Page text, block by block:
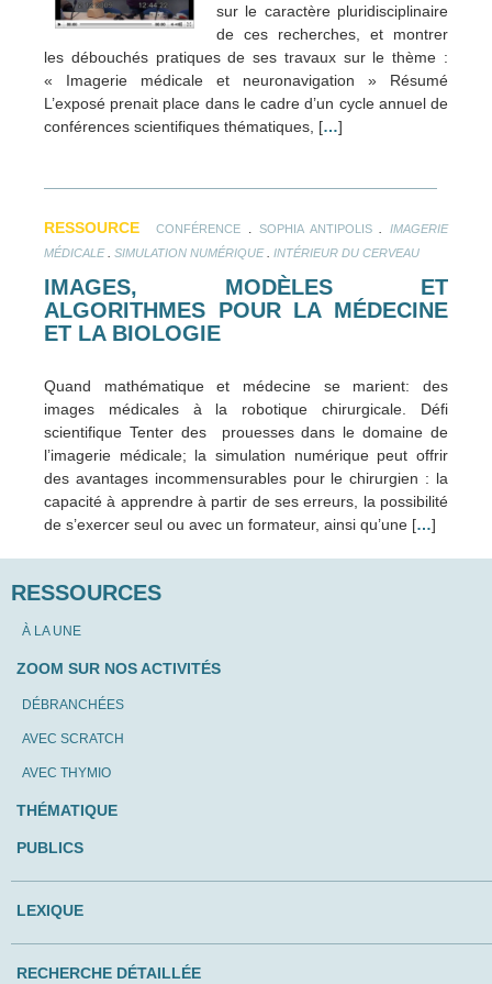
sur le caractère pluridisciplinaire
de ces recherches, et montrer
les débouchés pratiques de ses travaux sur le thème :
« Imagerie médicale et neuronavigation » Résumé
L’exposé prenait place dans le cadre d’un cycle annuel de
conférences scientifiques thématiques, […]
RESSOURCE CONFÉRENCE SOPHIA ANTIPOLIS.IMAGERIE
MÉDICALE. SIMULATION NUMÉRIQUE. INTÉRIEUR DU CERVEAU
IMAGES, MODÈLES ET
ALGORITHMES POUR LA MÉDECINE
ET LA BIOLOGIE
Quand mathématique et médecine se marient: des
images médicales à la robotique chirurgicale. Défi
scientifique Tenter des prouesses dans le domaine de
l’imagerie médicale; la simulation numérique peut offrir
des avantages incommensurables pour le chirurgien : la
capacité à apprendre à partir de ses erreurs, la possibilité
de s’exercer seul ou avec un formateur, ainsi qu’une […]
RESSOURCES
À LA UNE
ZOOM SUR NOS ACTIVITÉS
DÉBRANCHÉES
AVEC SCRATCH
AVEC THYMIO
THÉMATIQUE
PUBLICS
LEXIQUE
RECHERCHE DÉTAILLÉE